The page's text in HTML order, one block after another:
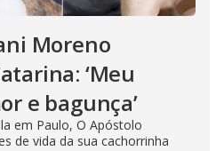
Moreno
‘Meu
e bagunça’
em Paulo, O Apóstolo
de vida da sua cachorrinha